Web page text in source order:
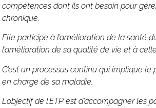
compétences dont ils ont besoin pour
chronique.
Elle participe à l’amélioration de la santé
l’amélioration de sa qualité de vie et à
C’est un processus continu qui implique
en charge de sa maladie.
L’objectif de l’ETP est d’accompagner